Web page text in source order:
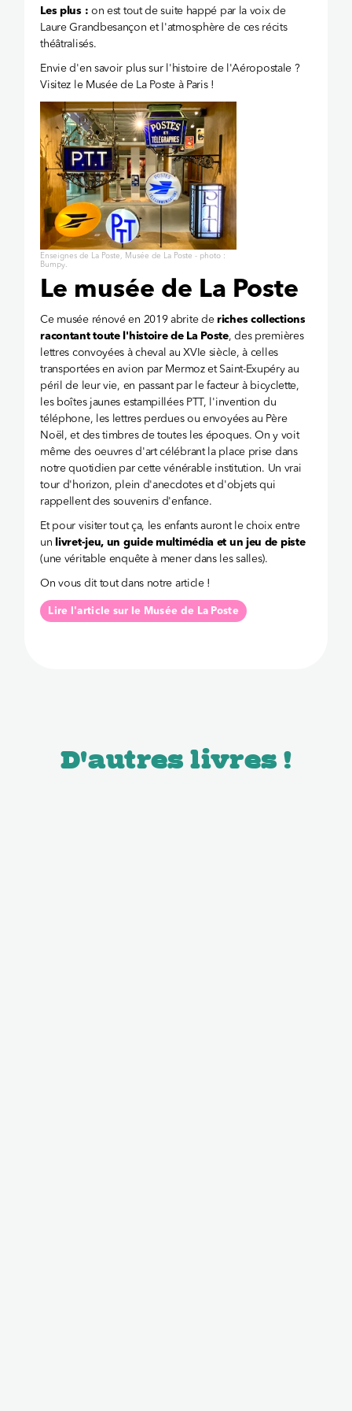
Les plus : on est tout de suite happé par la voix de
Laure Grandbesançon et l'atmosphère de ces récits
théâtralisés.
Envie d'en savoir plus sur l'histoire de l'Aéropostale ?
Visitez le Musée de La Poste à Paris !
Enseignes de La Poste, Musée de La Poste - photo :
Bumpy.
Le musée de La Poste
Ce musée rénové en 2019 abrite deriches collections
racontant toute l'histoire de La Poste, des premières
lettres convoyées à cheval au XVIe siècle, à celles
transportées en avion par Mermoz et Saint-Exupéry au
péril de leur vie, en passant par le facteur à bicyclette,
les boîtes jaunes estampillées PTT, l'invention du
téléphone, les lettres perdues ou envoyées au Père
Noël, et des timbres de toutes les époques. On y voit
même des oeuvres d'art célébrant la place prise dans
notre quotidien par cette vénérable institution. Un vrai
tour d'horizon, plein d'anecdotes et d'objets qui
rappellent des souvenirs d'enfance.
Et pour visiter tout ça, les enfants auront le choix entre
un
livret-jeu, un guide multimédia et un jeu de piste
(une véritable enquête à mener dans les salles).
On vous dit tout dans notre article !
Lire l'article sur le Musée de La Poste
D'autres livres !